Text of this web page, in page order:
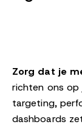
Zorg dat je
richten ons op
targeting,
dashboards